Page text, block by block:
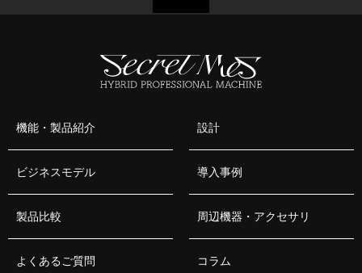
機能・製品紹介 設計
ビジネスモデル 導入事例
製品比較 周辺機器・アクセサリ
よくあるご質問 コラム